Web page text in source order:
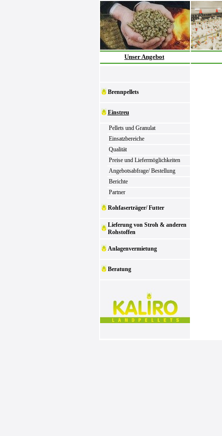
Unser Angebot
Brennpellets
Einstreu
Pellets und Granulat
Einsatzbereiche
Qualität
Preise und Liefermöglichkeiten
Angebotsabfrage/ Bestellung
Berichte
Partner
Rohfaserträger/ Futter
Lieferung von Stroh & anderen
Rohstoffen
Anlagenvermietung
Beratung